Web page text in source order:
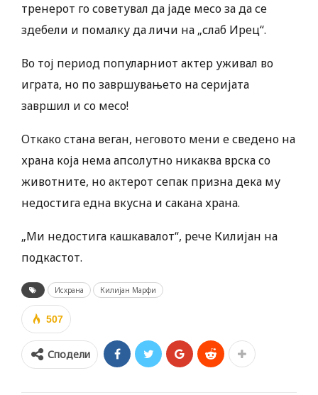
тренерот го советувал да јаде месо за да се
здебели и помалку да личи на „слаб Ирец“.
Во тој период популарниот актер уживал во
играта, но по завршувањето на серијата
завршил и со месо!
Откако стана веган, неговото мени е сведено на
храна која нема апсолутно никаква врска со
животните, но актерот сепак призна дека му
недостига една вкусна и сакана храна.
„Ми недостига кашкавалот“, рече Килијан на
подкастот.
Исхрана Килијан Марфи
507
Сподели